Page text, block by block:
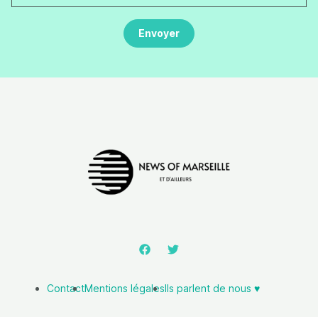
ContactMentions légalesIls parlent de nous ♥️